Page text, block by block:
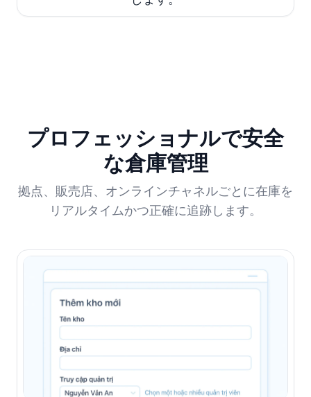
プロフェッショナルで安全
な倉庫管理
拠点、販売店、オンラインチャネルごとに在庫を
リアルタイムかつ正確に追跡します。